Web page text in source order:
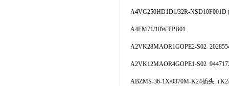
A4VG250HD1D1/32R-NSD10F001D
A4FM71/10W-PPB01
A2VK28MAOR1GOPE2-S02
A2VK12MAOR4GOPE1-S02
ABZMS-36-1X/0370M-K24插头 （